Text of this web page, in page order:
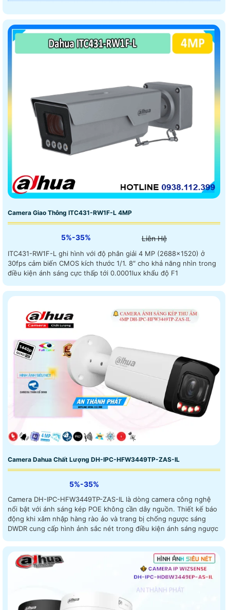
Camera Giao Thông ITC431-RW1F-L 4MP
5%-35% Liên Hệ
ITC431-RW1F-L ghi hình với độ phân giải 4 MP (2688×1520) ở
30fps cảm biến CMOS kích thước 1/1. 8″ cho khả năng nhìn trong
điều kiện ánh sáng cực thấp tới 0.0001lux khẩu độ F1
Camera Dahua Chất Lượng DH-IPC-HFW3449TP-ZAS-IL
5%-35%
Camera DH-IPC-HFW3449TP-ZAS-IL là dòng camera công nghệ
nổi bật với ánh sáng kép POE không cần dây nguồn. Thiết kế báo
động khi xâm nhập hàng rào ảo và trang bị chống ngược sáng
DWDR cung cấp hình ảnh sắc nét trong điều kiện ánh sáng ngược